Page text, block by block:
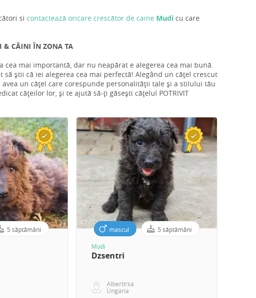
si contactează oricare crescător de caine Mudi cu care
& CÂINI ÎN ZONA TA
mai importantă, dar nu neapărat e alegerea cea mai bună.
știi că iei alegerea cea mai perfectă! Alegând un cățel crescut
un cățel care corespunde personalității tale și a stilului tău
cățeilor lor, și te ajută să-ți găsești cățelul POTRIVIT
5 săptămâni mascul 5 săptămâni
Mudi
Dzsentri
Albertirsa
Ungaria